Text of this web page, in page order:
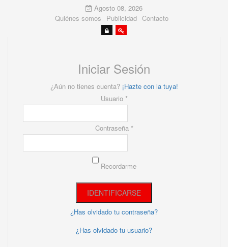
Agosto 08, 2026
Quiénes somos
Publicidad Contacto
Iniciar Sesión
¿Aún no tienes cuenta? ¡Hazte con la tuya!
Usuario *
Contraseña *
Recordarme
¿Has olvidado tu contraseña?
¿Has olvidado tu usuario?